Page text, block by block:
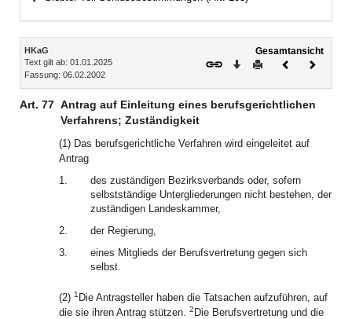
Inhalt
HKaG
Text gilt ab: 01.01.2025
Fassung: 06.02.2002
Gesamtansicht
Download
DruckenVorheriges
Art. 77 Antrag auf Einleitung eines berufsgerichtlichen
Verfahrens; Zuständigkeit
(1) Das berufsgerichtliche Verfahren wird eingeleitet auf
Antrag
1.
des zuständigen Bezirksverbands oder, sofern
selbstständige Untergliederungen nicht bestehen, der
zuständigen Landeskammer,
2.
der Regierung,
3.
eines Mitglieds der Berufsvertretung gegen sich
selbst.
(2) 1 Die Antragsteller haben die Tatsachen aufzuführen, auf
die sie ihren Antrag stützen. 2 Die Berufsvertretung und die